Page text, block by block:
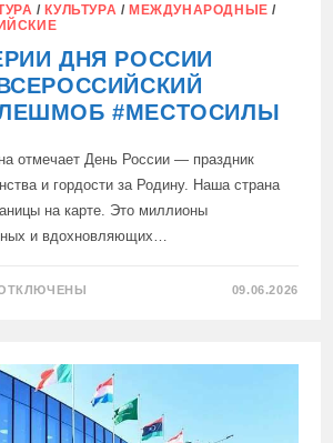
/ КУЛЬТУРА / МЕЖДУНАРОДНЫЕ /
ДНЯ РОССИИ
#МЕСТОСИЛЫ
отмечает День России — праздник
и гордости за Родину. Наша страна
на карте. Это миллионы
и вдохновляющих…
#МЕСТОСИЛЫ
09.06.2026